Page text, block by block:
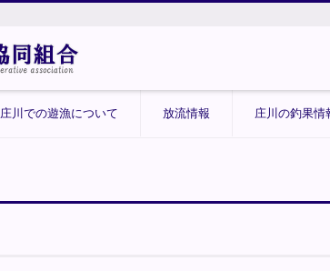
庄川での遊漁について 放流情報 庄川の釣果情